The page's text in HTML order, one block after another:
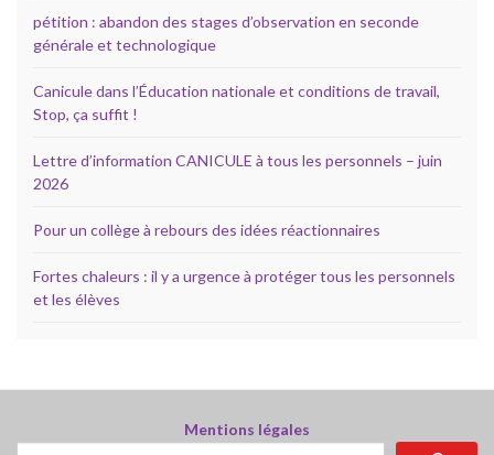
pétition : abandon des stages d’observation en seconde
générale et technologique
Canicule dans l’Éducation nationale et conditions de travail,
Stop, ça suffit !
Lettre d’information CANICULE à tous les personnels – juin
2026
Pour un collège à rebours des idées réactionnaires
Fortes chaleurs : il y a urgence à protéger tous les personnels
et les élèves
Mentions légales